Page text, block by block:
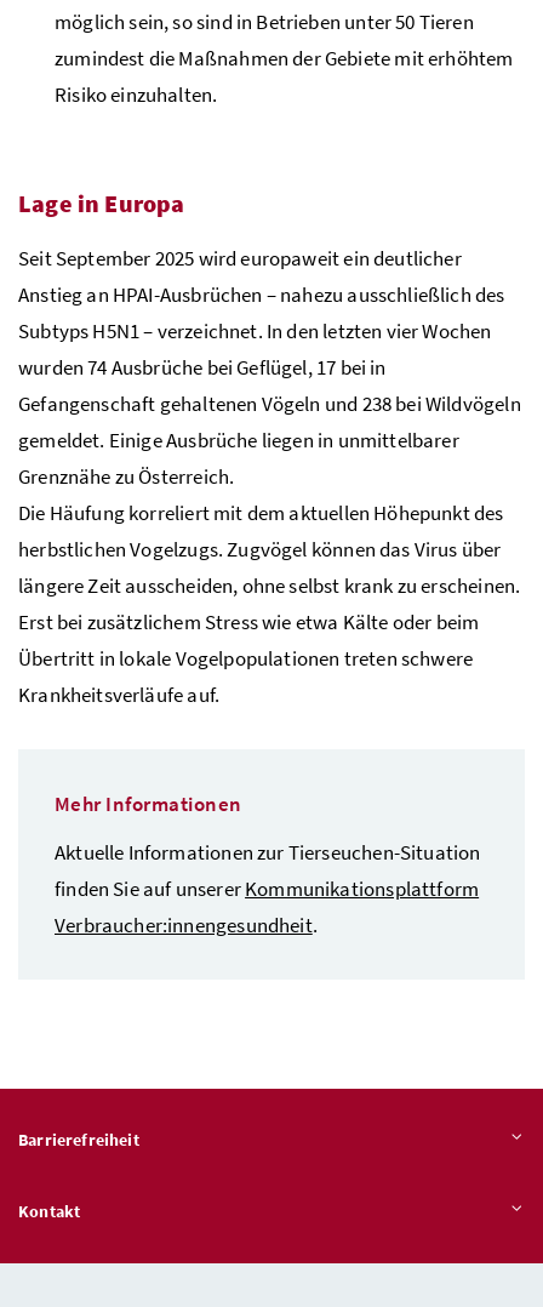
möglich sein, so sind in Betrieben unter 50 Tieren
zumindest die Maßnahmen der Gebiete mit erhöhtem
Risiko einzuhalten.
Lage in Europa
Seit September 2025 wird europaweit ein deutlicher
Anstieg an HPAI-Ausbrüchen – nahezu ausschließlich des
Subtyps H5N1 – verzeichnet. In den letzten vier Wochen
wurden 74 Ausbrüche bei Geflügel, 17 bei in
Gefangenschaft gehaltenen Vögeln und 238 bei Wildvögeln
gemeldet. Einige Ausbrüche liegen in unmittelbarer
Grenznähe zu Österreich.
Die Häufung korreliert mit dem aktuellen Höhepunkt des
herbstlichen Vogelzugs. Zugvögel können das Virus über
längere Zeit ausscheiden, ohne selbst krank zu erscheinen.
Erst bei zusätzlichem Stress wie etwa Kälte oder beim
Übertritt in lokale Vogelpopulationen treten schwere
Krankheitsverläufe auf.
Mehr Informationen
Aktuelle Informationen zur Tierseuchen-Situation
finden Sie auf unsererKommunikationsplattform
Verbraucher:innengesundheit.
Barrierefreiheit
Kontakt